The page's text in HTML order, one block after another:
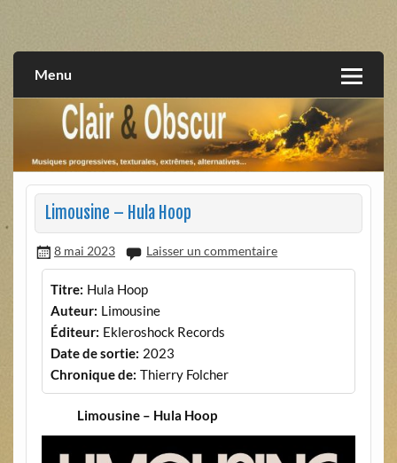
extrêmes, alternatives, texturales
Menu
Limousine – Hula Hoop
8 mai 2023 Laisser un commentaire
Titre: Hula Hoop
Auteur: Limousine
Éditeur: Ekleroshock Records
Date de sortie: 2023
Chronique de: Thierry Folcher
Limousine – Hula Hoop